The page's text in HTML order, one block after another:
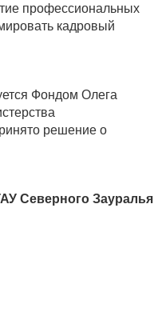
профессиональных
кадровый
Фондом Олега
решение о
Северного Зауралья